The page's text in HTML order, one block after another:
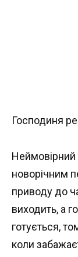
Господиня
Неймовірний
новорічним
приводу до
виходить, а
готується,
коли